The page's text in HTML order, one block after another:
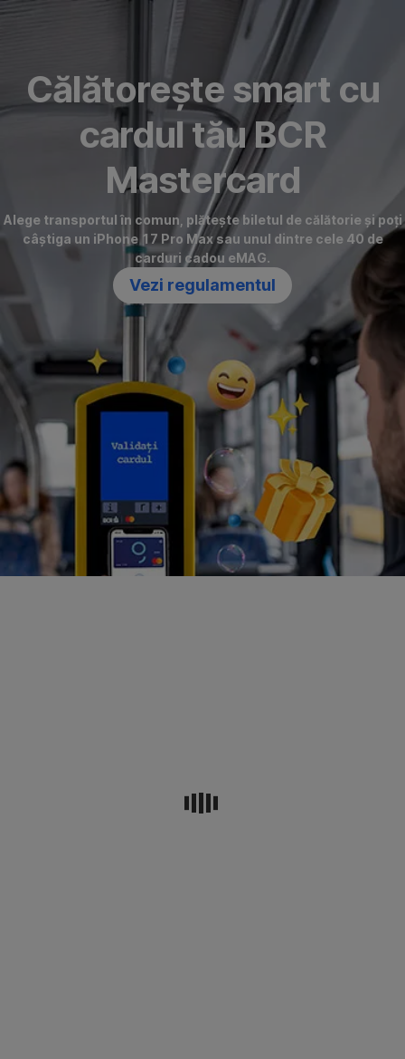
Omite
Călătorește smart cu
cardul tău BCR
Mastercard
Alege transportul în comun, plătește biletul de călătorie și poți
câștiga un iPhone 17 Pro Max sau unul dintre cele 40 de
carduri cadou eMAG.
Vezi regulamentul